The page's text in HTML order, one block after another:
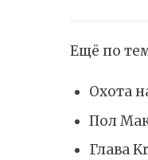
Ещё по
Охота
Пол
Глава